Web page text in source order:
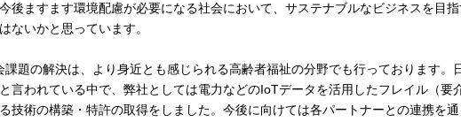
後ますます環境配慮が必要になる社会において、サステナブルなビジネスを目指
ないかと思っています。
題の解決は、より身近とも感じられる高齢者福祉の分野でも行っております。
言われている中で、弊社としては電力などのIoTデータを活用したフレイル（要
技術の構築・特許の取得をしました。今後に向けては各パートナーとの連携を通